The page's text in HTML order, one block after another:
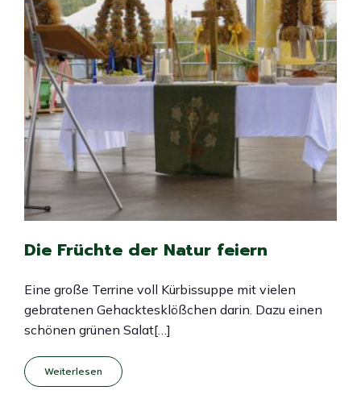
Die Früchte der Natur feiern
Eine große Terrine voll Kürbissuppe mit vielen
gebratenen Gehacktesklößchen darin. Dazu einen
schönen grünen Salat[…]
Weiterlesen